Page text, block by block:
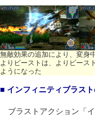
無敵効果の追加により、変身
よりビーストは、よりビース
ようになった
■ インフィニティブラス
ブラストアクション「